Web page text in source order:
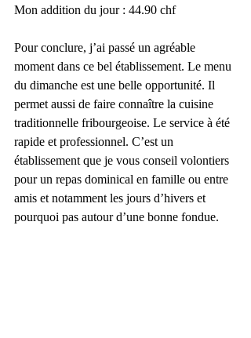
Mon addition du jour : 44.90 chf
Pour conclure, j’ai passé un agréable
moment dans ce bel établissement. Le menu
du dimanche est une belle opportunité. Il
permet aussi de faire connaître la cuisine
traditionnelle fribourgeoise. Le service à été
rapide et professionnel. C’est un
établissement que je vous conseil volontiers
pour un repas dominical en famille ou entre
amis et notamment les jours d’hivers et
pourquoi pas autour d’une bonne fondue.